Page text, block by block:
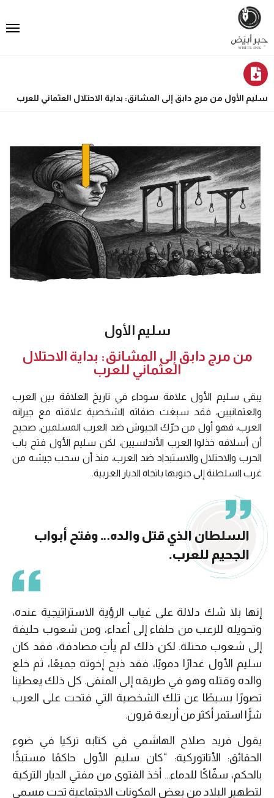
سليم الأول من مرج دابق إلى المشانق: بداية الاحتلال العثماني للعرب
سليم الأول
من مرج دابق إلى المشانق: بداية الاحتلال
العثماني للعرب
يبقى سليم الأول علامة سوداء في تاريخ العلاقة بين العرب
والعثمانيين، فقد سبغت صفاته الشخصية علاقته مع جيرانه
العرب، فهو أول من حرّك الجيوش ضد العرب المسلمين. صحيح
أن أسلافه خذلوا العرب الأندلسيين، لكن سليم الأول فتح باب
الحرب والاحتلال والاستبداد ضد العرب، منذ أن سحب جيشه من
غرب السلطنة إلى جنوبها باتجاه الديار العربية.
السلطان الذي قتل والده… وفتح أبواب
الجحيم للعرب.
إنها بلا شك دلالة على غياب الرؤية الاستراتيجية عنده،
وتحويله للرعب من حلفاء إلى أعداء، ومن شعوب حليفة
إلى شعوب محتلة. لكن ذلك لم يأتِ مصادفة، فقد كان
سليم الأول غدارًا دمويًا، فقد ذبح إخوته جميعًا، ثم خلع
والده وقتله وهو في طريقه إلى المنفى. كل ذلك يعطينا
تصورًا بسيطًا عن تلك الشخصية التي فتحت على العرب
شرًّا استمر أكثر من أربعة قرون.
يقول فريد صلاح الهاشمي في كتابه تركيا في ضوء
الحقائق: الأتاتوركية: “كان سليم الأول حاكمًا مستبدًّا
بالحكم، سفّاكًا للدماء… أخذ الفتوى من مفتي الديار التركية
لتطهير البلاد من بعض المكونات الاجتماعية تحت مسمى